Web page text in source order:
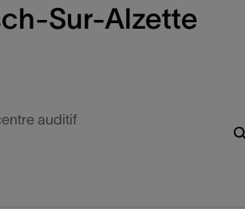
Sur-Alzette
auditif